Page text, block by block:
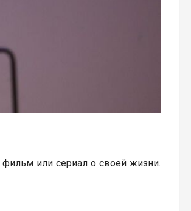
фильм или сериал о своей жизни.